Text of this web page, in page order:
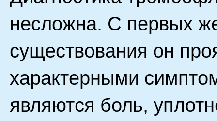
несложна. С первых
существования он
характерными
являются боль,